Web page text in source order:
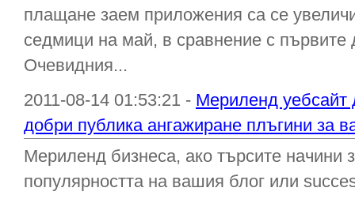
плащане заем приложения са се
седмици на май, в сравнение с
Очевидния...
2011-08-14 01:53:21 - Мериленд уебсайт
добри публика ангажиране плъгини за
Мериленд бизнеса, ако търсите начини
популярността на вашия блог или